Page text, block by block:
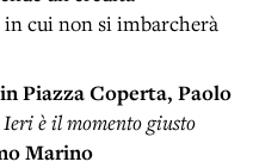
in cui non si imbarcherà
Piazza Coperta, Paolo
Ieri è il momento giusto
Marino